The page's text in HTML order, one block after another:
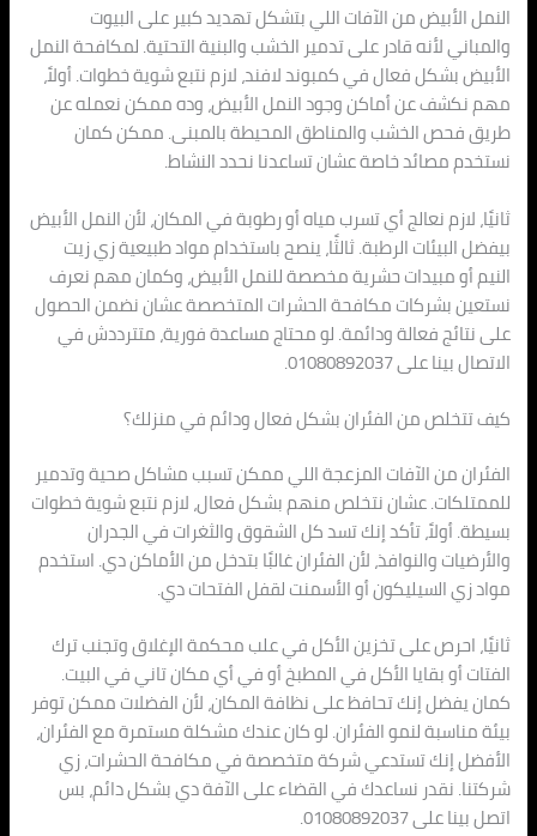
النمل الأبيض من الآفات اللي بتشكل تهديد كبير على البيوت
والمباني لأنه قادر على تدمير الخشب والبنية التحتية. لمكافحة النمل
الأبيض بشكل فعال في كمبوند لافند، لازم نتبع شوية خطوات. أولاً،
مهم نكشف عن أماكن وجود النمل الأبيض، وده ممكن نعمله عن
طريق فحص الخشب والمناطق المحيطة بالمبنى. ممكن كمان
نستخدم مصائد خاصة عشان تساعدنا نحدد النشاط.
ثانيًا، لازم نعالج أي تسرب مياه أو رطوبة في المكان، لأن النمل الأبيض
بيفضل البيئات الرطبة. ثالثًا، ينصح باستخدام مواد طبيعية زي زيت
النيم أو مبيدات حشرية مخصصة للنمل الأبيض، وكمان مهم نعرف
نستعين بشركات مكافحة الحشرات المتخصصة عشان نضمن الحصول
على نتائج فعالة ودائمة. لو محتاج مساعدة فورية، متترددش في
الاتصال بينا على 01080892037.
كيف تتخلص من الفئران بشكل فعال ودائم في منزلك؟
الفئران من الآفات المزعجة اللي ممكن تسبب مشاكل صحية وتدمير
للممتلكات. عشان نتخلص منهم بشكل فعال، لازم نتبع شوية خطوات
بسيطة. أولاً، تأكد إنك تسد كل الشقوق والثغرات في الجدران
والأرضيات والنوافذ، لأن الفئران غالبًا بتدخل من الأماكن دي. استخدم
مواد زي السيليكون أو الأسمنت لقفل الفتحات دي.
ثانيًا، احرص على تخزين الأكل في علب محكمة الإغلاق وتجنب ترك
الفتات أو بقايا الأكل في المطبخ أو في أي مكان تاني في البيت.
كمان يفضل إنك تحافظ على نظافة المكان، لأن الفضلات ممكن توفر
بيئة مناسبة لنمو الفئران. لو كان عندك مشكلة مستمرة مع الفئران،
الأفضل إنك تستدعي شركة متخصصة في مكافحة الحشرات، زي
شركتنا. نقدر نساعدك في القضاء على الآفة دي بشكل دائم، بس
اتصل بينا على 01080892037.